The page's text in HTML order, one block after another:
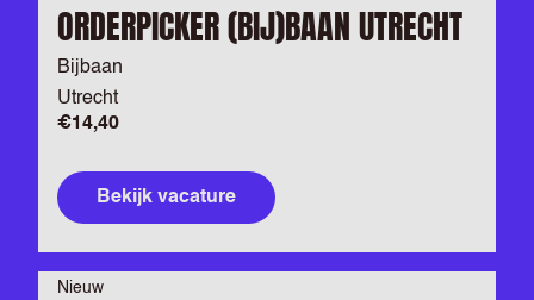
ORDERPICKER (BIJ)BAAN UTRECHT
Bijbaan
Utrecht
€14,40
Bekijk vacature
Nieuw